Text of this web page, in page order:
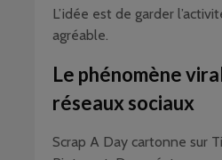
L’idée est de garder
agréable.
Le phénomène
réseaux sociaux
Scrap A Day cartonne sur